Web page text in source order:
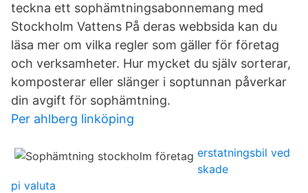
teckna ett sophämtningsabonnemang med
Stockholm Vattens På deras webbsida kan du
läsa mer om vilka regler som gäller för företag
och verksamheter. Hur mycket du själv sorterar,
komposterar eller slänger i soptunnan påverkar
din avgift för sophämtning.
Per ahlberg linköping
erstatningsbil ved
skade
pi valuta